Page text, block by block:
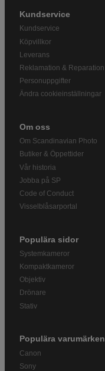
Kundservice
Kundservice
Köpvillkor
Leverans
Reklamation & Reparation
Personuppgifter
Ändra cookieinställningar
Om oss
Om Scandinavian Photo
Butiker & Öppettider
Vår historia
Jobba på SP
Code of Conduct
Visselblåsarportal
Populära sidor
Systemkameror
Kompaktkameror
Objektiv
Drönare
Stativ
Populära varumärken
Canon
Sony